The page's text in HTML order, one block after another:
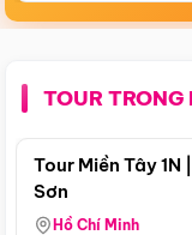
TOUR TRONG
Tour Miền Tây
Sơn
Hồ Chí Minh